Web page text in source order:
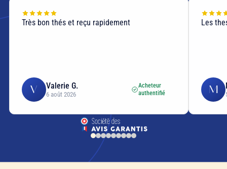
Très bon thés et reçu rapidement
V Valerie G.
6 août 2026
Acheteur
authentifié
Les
M